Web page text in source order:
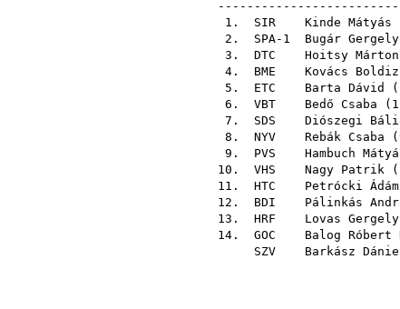
1. SIR Kinde Mátyás
2. SPA-1 Bugár Gergely
3. DTC Hoitsy Márton
4. BME Kovács
5. ETC Barta Dávid (
6. VBT Bedő Csaba (
7. SDS Diószegi
8. NYV Rebák Csaba (
9. PVS Hambuch
10. VHS Nagy Patrik (
11. HTC Petrócki Ádám
12. BDI Pálinkás
13. HRF Lovas Gergely
14. GOC Balog
SZV
Barkász